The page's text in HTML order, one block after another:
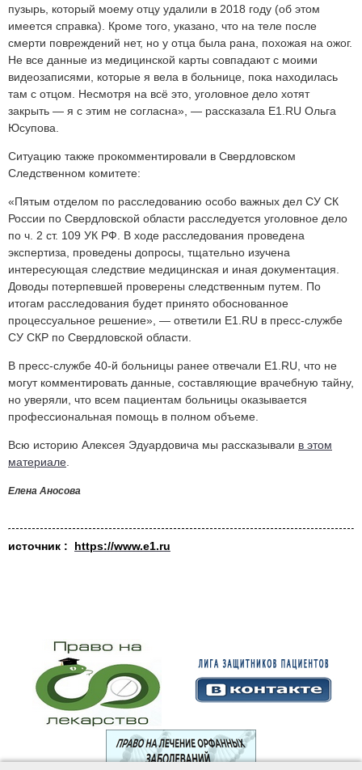
пузырь, который моему отцу удалили в 2018 году (об этом
имеется справка). Кроме того, указано, что на теле после
смерти повреждений нет, но у отца была рана, похожая на ожог.
Не все данные из медицинской карты совпадают с моими
видеозаписями, которые я вела в больнице, пока находилась
там с отцом. Несмотря на всё это, уголовное дело хотят
закрыть — я с этим не согласна», — рассказала E1.RU Ольга
Юсупова.
Ситуацию также прокомментировали в Свердловском
Следственном комитете:
«Пятым отделом по расследованию особо важных дел СУ СК
России по Свердловской области расследуется уголовное дело
по ч. 2 ст. 109 УК РФ. В ходе расследования проведена
экспертиза, проведены допросы, тщательно изучена
интересующая следствие медицинская и иная документация.
Доводы потерпевшей проверены следственным путем. По
итогам расследования будет принято обоснованное
процессуальное решение», — ответили E1.RU в пресс-службе
СУ СКР по Свердловской области.
В пресс-службе 40-й больницы ранее отвечали E1.RU, что не
могут комментировать данные, составляющие врачебную тайну,
но уверяли, что всем пациентам больницы оказывается
профессиональная помощь в полном объеме.
Всю историю Алексея Эдуардовича мы рассказывали в этом
материале.
Елена Аносова
источник : https://www.e1.ru